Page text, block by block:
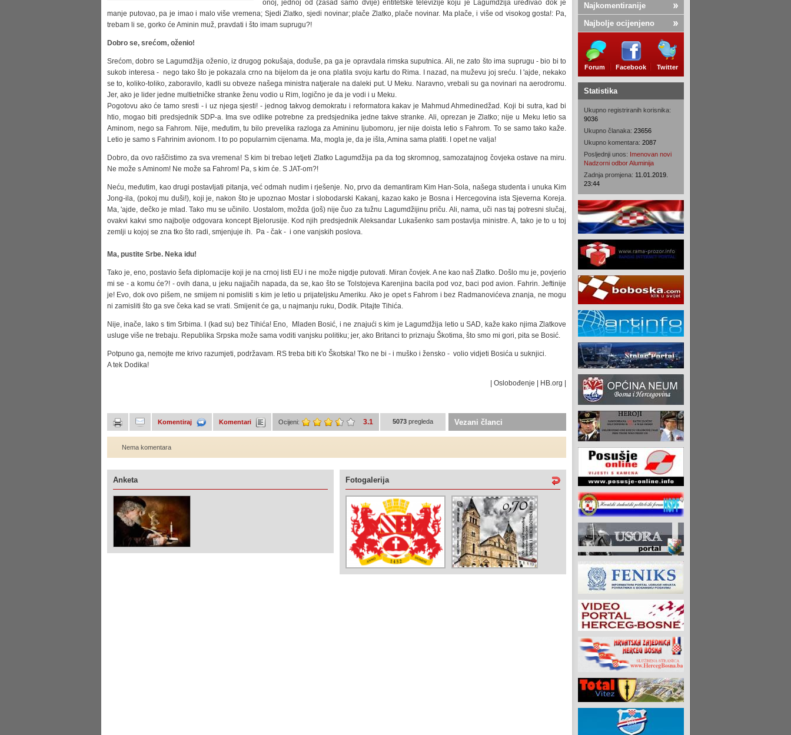
Najkomentiranije
Najbolje ocijenjeno
Forum Facebook Twitter
Statistika
Ukupno registriranih korisnika:
9036
Ukupno članaka: 23656
Ukupno komentara: 2087
Posljednji unos: Imenovan novi
Nadzorni odbor Aluminija
Zadnja promjena: 11.01.2019.
23:44
onoj, jednoj od (zasad samo dvije) entitetske televizije koju je Lagumdžija uređivao dok je
manje putovao, pa je imao i malo više vremena; Sjedi Zlatko, sjedi novinar; plače Zlatko, plače novinar. Ma plače, i više od visokog gosta!: Pa,
trebam li se, gorko će Aminin muž, pravdati i što imam suprugu?!
Dobro se, srećom, oženio!
Srećom, dobro se Lagumdžija oženio, iz drugog pokušaja, doduše, pa ga je opravdala rimska suputnica. Ali, ne zato što ima suprugu - bio bi to
sukob interesa - nego tako što je pokazala crno na bijelom da je ona platila svoju kartu do Rima. I nazad, na muževu joj sreću. I 'ajde, nekako
se to, koliko-toliko, zaboravilo, kadli su obveze našega ministra natjerale na daleki put. U Meku. Naravno, vrebali su ga novinari na aerodromu.
Jer, ako je lider jedne multietničke stranke ženu vodio u Rim, logično je da je vodi i u Meku.
Pogotovu ako će tamo sresti - i uz njega sjesti! - jednog takvog demokratu i reformatora kakav je Mahmud Ahmedinedžad. Koji bi sutra, kad bi
htio, mogao biti predsjednik SDP-a. Ima sve odlike potrebne za predsjednika jedne takve stranke. Ali, oprezan je Zlatko; nije u Meku letio sa
Aminom, nego sa Fahrom. Nije, međutim, tu bilo prevelika razloga za Amininu ljubomoru, jer nije doista letio s Fahrom. To se samo tako kaže.
Letio je samo s Fahrinim avionom. I to po popularnim cijenama. Ma, mogla je, da je išla, Amina sama platiti. I opet ne valja!
Dobro, da ovo raščistimo za sva vremena! S kim bi trebao letjeti Zlatko Lagumdžija pa da tog skromnog, samozatajnog čovjeka ostave na miru.
Ne može s Aminom! Ne može sa Fahrom! Pa, s kim će. S JAT-om?!
Neću, međutim, kao drugi postavljati pitanja, već odmah nudim i rješenje. No, prvo da demantiram Kim Han-Sola, našega studenta i unuka Kim
Jong-ila, (pokoj mu duši!), koji je, nakon što je upoznao Mostar i slobodarski Kakanj, kazao kako je Bosna i Hercegovina ista Sjeverna Koreja.
Ma, 'ajde, dečko je mlad. Tako mu se učinilo. Uostalom, možda (još) nije čuo za tužnu Lagumdžijinu priču. Ali, nama, uči nas taj potresni slučaj,
ovakvi kakvi smo najbolje odgovara koncept Bjelorusije. Kod njih predsjednik Aleksandar Lukašenko sam postavlja ministre. A, tako je to u toj
zemlji u kojoj se zna tko što radi, smjenjuje ih. Pa - čak - i one vanjskih poslova.
Ma, pustite Srbe. Neka idu!
Tako je, eno, postavio šefa diplomacije koji je na crnoj listi EU i ne može nigdje putovati. Miran čovjek. A ne kao naš Zlatko. Došlo mu je, povjerio
mi se - a komu će?! - ovih dana, u jeku najjačih napada, da se, kao što se Tolstojeva Karenjina bacila pod voz, baci pod avion. Fahrin. Jeftinije
je! Evo, dok ovo pišem, ne smijem ni pomisliti s kim je letio u prijateljsku Ameriku. Ako je opet s Fahrom i bez Radmanovićeva znanja, ne mogu
ni zamisliti što ga sve čeka kad se vrati. Smijenit će ga, u najmanju ruku, Dodik. Pitajte Tihića.
Nije, inače, lako s tim Srbima. I (kad su) bez Tihića! Eno, Mladen Bosić, i ne znajući s kim je Lagumdžija letio u SAD, kaže kako njima Zlatkove
usluge više ne trebaju. Republika Srpska može sama voditi vanjsku politiku; jer, ako Britanci to priznaju Škotima, što smo mi gori, pita se Bosić.
Potpuno ga, nemojte me krivo razumjeti, podržavam. RS treba biti k'o Škotska! Tko ne bi - i muško i žensko - volio vidjeti Bosića u suknjici.
A tek Dodika!
| Oslobođenje | HB.org |
Komentiraj Komentari Ocijeni: 3.1 5073 pregleda Vezani članci
Nema komentara
Anketa Fotogalerija